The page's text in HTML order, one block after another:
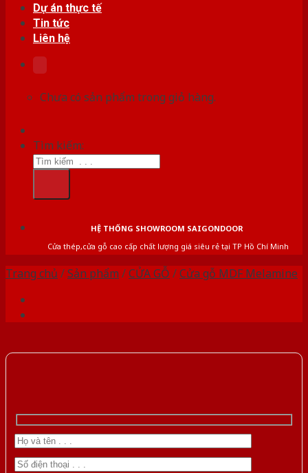
Dự án thực tế
Tin tức
Liên hệ
Chưa có sản phẩm trong giỏ hàng.
Tìm kiếm:
HỆ THỐNG SHOWROOM SAIGONDOOR
Cửa thép,cửa gỗ cao cấp chất lượng giá siêu rẻ tại TP Hồ Chí Minh
Trang chủ /Sản phẩm /CỬA GỖ /Cửa gỗ MDF Melamine